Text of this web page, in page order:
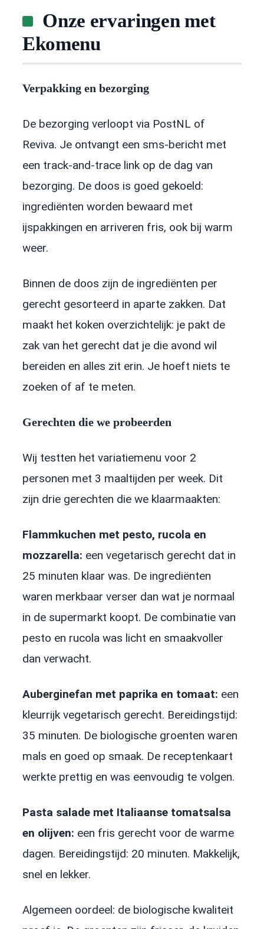
Onze ervaringen met
Ekomenu
Verpakking en bezorging
De bezorging verloopt via PostNL of
Reviva. Je ontvangt een sms-bericht met
een track-and-trace link op de dag van
bezorging. De doos is goed gekoeld:
ingrediënten worden bewaard met
ijspakkingen en arriveren fris, ook bij warm
weer.
Binnen de doos zijn de ingrediënten per
gerecht gesorteerd in aparte zakken. Dat
maakt het koken overzichtelijk: je pakt de
zak van het gerecht dat je die avond wil
bereiden en alles zit erin. Je hoeft niets te
zoeken of af te meten.
Gerechten die we probeerden
Wij testten het variatiemenu voor 2
personen met 3 maaltijden per week. Dit
zijn drie gerechten die we klaarmaakten:
Flammkuchen met pesto, rucola en
mozzarella: een vegetarisch gerecht dat in
25 minuten klaar was. De ingrediënten
waren merkbaar verser dan wat je normaal
in de supermarkt koopt. De combinatie van
pesto en rucola was licht en smaakvoller
dan verwacht.
Auberginefan met paprika en tomaat: een
kleurrijk vegetarisch gerecht. Bereidingstijd:
35 minuten. De biologische groenten waren
mals en goed op smaak. De receptenkaart
werkte prettig en was eenvoudig te volgen.
Pasta salade met Italiaanse tomatsalsa
en olijven: een fris gerecht voor de warme
dagen. Bereidingstijd: 20 minuten. Makkelijk,
snel en lekker.
Algemeen oordeel: de biologische kwaliteit